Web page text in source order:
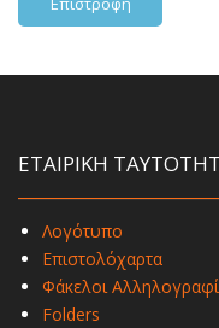
ΕΤΑΙΡΙΚΗ
Λογότυπο
Επιστολόχαρτα
Φάκελοι
Folders